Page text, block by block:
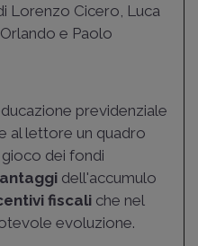
Lorenzo Cicero, Luca
e Paolo
previdenziale
al lettore un quadro
dei fondi
dell'accumulo
fiscali che nel
evoluzione.